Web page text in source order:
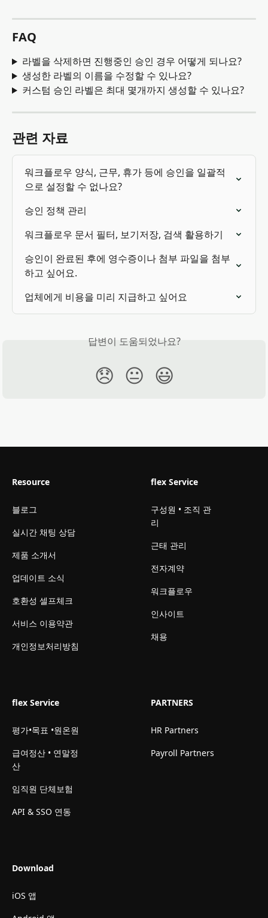
FAQ
라벨을 삭제하면 진행중인 승인 경우 어떻게 되나요?
생성한 라벨의 이름을 수정할 수 있나요?
커스텀 승인 라벨은 최대 몇개까지 생성할 수 있나요?
관련 자료
워크플로우 양식, 근무, 휴가 등에 승인을 일괄적
으로 설정할 수 없나요?
승인 정책 관리
워크플로우 문서 필터, 보기저장, 검색 활용하기
승인이 완료된 후에 영수증이나 첨부 파일을 첨부
하고 싶어요.
업체에게 비용을 미리 지급하고 싶어요
답변이 도움되었나요?
😞 😐 😃
Resource
블로그
실시간 채팅 상담
제품 소개서
업데이트 소식
호환성 셀프체크
서비스 이용약관
개인정보처리방침
flex Service
구성원 • 조직 관
리
근태 관리
전자계약
워크플로우
인사이트
채용
flex Service
평가•목표 •원온원
급여정산 • 연말정
산
임직원 단체보험
API & SSO 연동
PARTNERS
HR Partners
Payroll Partners
Download
iOS 앱